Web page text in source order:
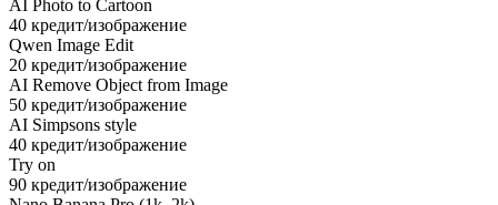
AI Photo to Cartoon
40 кредит/изображение
Qwen Image Edit
20 кредит/изображение
AI Remove Object from Image
50 кредит/изображение
AI Simpsons style
40 кредит/изображение
Try on
90 кредит/изображение